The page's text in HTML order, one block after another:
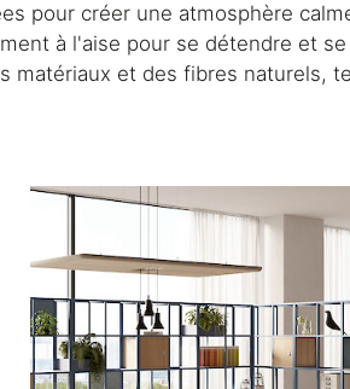
pour créer une atmosphère
à l'aise pour se détendre et se
matériaux et des fibres naturels,